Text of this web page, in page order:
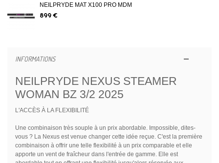
NEILPRYDE MAT X100 PRO MDM
899 €
INFORMATIONS
NEILPRYDE NEXUS STEAMER
WOMAN BZ 3/2 2025
L'ACCÈS À LA FLEXIBILITÉ
Une combinaison très souple à un prix abordable. Impossible, dites-
vous ? La Nexus est venue changer cette idée reçue. C'est la première
combinaison à offrir une telle flexibilité à un prix comparable et elle
apporte un vent de fraîcheur dans l'entrée de gamme. Elle est